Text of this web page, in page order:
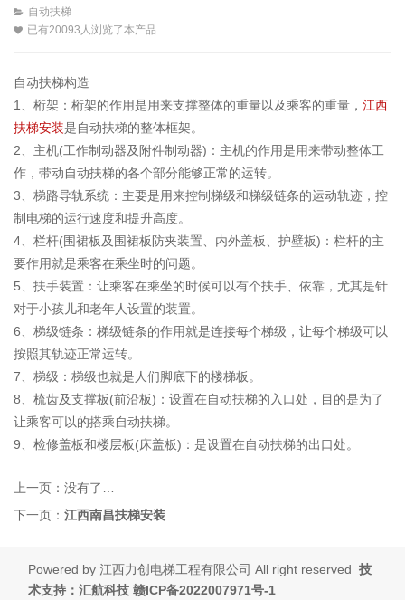
自动扶梯
已有20093人浏览了本产品
自动扶梯构造
1、桁架：桁架的作用是用来支撑整体的重量以及乘客的重量， 江西
扶梯安装是自动扶梯的整体框架。
2、主机(工作制动器及附件制动器)：主机的作用是用来带动整体工
作，带动自动扶梯的各个部分能够正常的运转。
3、梯路导轨系统：主要是用来控制梯级和梯级链条的运动轨迹，控
制电梯的运行速度和提升高度。
4、栏杆(围裙板及围裙板防夹装置、内外盖板、护壁板)：栏杆的主
要作用就是乘客在乘坐时的问题。
5、扶手装置：让乘客在乘坐的时候可以有个扶手、依靠，尤其是针
对于小孩儿和老年人设置的装置。
6、梯级链条：梯级链条的作用就是连接每个梯级，让每个梯级可以
按照其轨迹正常运转。
7、梯级：梯级也就是人们脚底下的楼梯板。
8、梳齿及支撑板(前沿板)：设置在自动扶梯的入口处，目的是为了
让乘客可以的搭乘自动扶梯。
9、检修盖板和楼层板(床盖板)：是设置在自动扶梯的出口处。
上一页： 没有了…
下一页： 江西南昌扶梯安装
Powered by江西力创电梯工程有限公司 All right reserved技
术支持：汇航科技赣ICP备2022007971号-1